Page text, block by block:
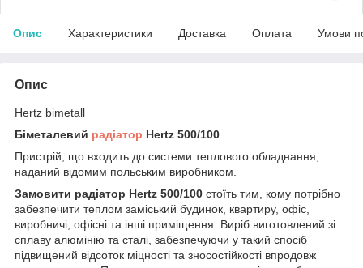
Опис Характеристики Доставка Оплата Умови
Опис
Hertz bimetall
Біметалевий радіатор Hertz 500/100
Пристрій, що входить до системи теплового обладнання,
наданий відомим польським виробником.
Замовити радіатор Hertz 500/100 стоїть тим, кому потрібно
забезпечити теплом заміський будинок, квартиру, офіс,
виробничі, офісні та інші приміщення. Виріб виготовлений зі
сплаву алюмінію та сталі, забезпечуючи у такий спосіб
підвищений відсоток міцності та зносостійкості впродовж